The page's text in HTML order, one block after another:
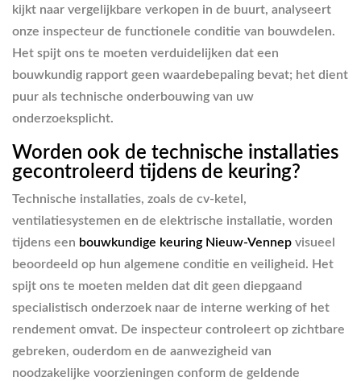
kijkt naar vergelijkbare verkopen in de buurt, analyseert
onze inspecteur de functionele conditie van bouwdelen.
Het spijt ons te moeten verduidelijken dat een
bouwkundig rapport geen waardebepaling bevat; het dient
puur als technische onderbouwing van uw
onderzoeksplicht.
Worden ook de technische installaties
gecontroleerd tijdens de keuring?
Technische installaties, zoals de cv-ketel,
ventilatiesystemen en de elektrische installatie, worden
tijdens een bouwkundige keuring Nieuw-Vennep visueel
beoordeeld op hun algemene conditie en veiligheid. Het
spijt ons te moeten melden dat dit geen diepgaand
specialistisch onderzoek naar de interne werking of het
rendement omvat. De inspecteur controleert op zichtbare
gebreken, ouderdom en de aanwezigheid van
noodzakelijke voorzieningen conform de geldende